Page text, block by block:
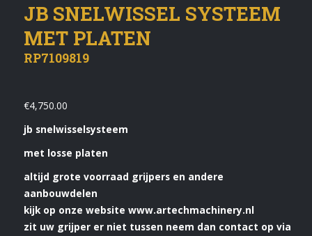
JB SNELWISSEL SYSTEEM
MET PLATEN
RP7109819
€4,750.00
jb snelwisselsysteem
met losse platen
altijd grote voorraad grijpers en andere
aanbouwdelen
kijk op onze website www.artechmachinery.nl
zit uw grijper er niet tussen neem dan contact op via